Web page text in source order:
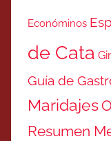
Económinos
de Cata
Guía de
Maridajes
Resumen